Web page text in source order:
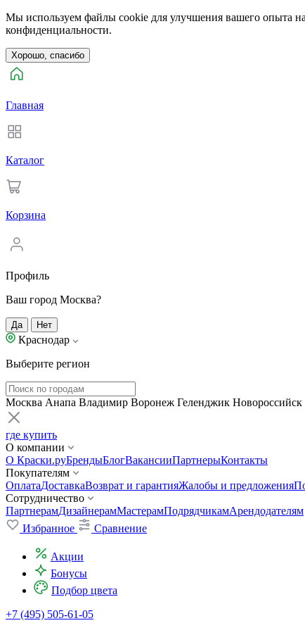
Мы используем файлы cookie для улучшения вашего опыта на
конфиденциальности.
Хорошо, спасибо
Главная
Каталог
Корзина
Профиль
Ваш город Москва?
Да Нет
Краснодар
Выберите регион
Москва Анапа Владимир Воронеж Геленджик Новороссийск
где купить
О компании
О Краски.руБрендыБлогВакансииПартнерыКонтакты
Покупателям
ОплатаДоставкаВозврат и гарантияЖалобы и предложения
Сотрудничество
ПартнерамДизайнерамМастерамПодрядчикамАрендодателям
Избранное
Сравнение
Акции
Бонусы
Подбор цвета
+7 (495) 505-61-05